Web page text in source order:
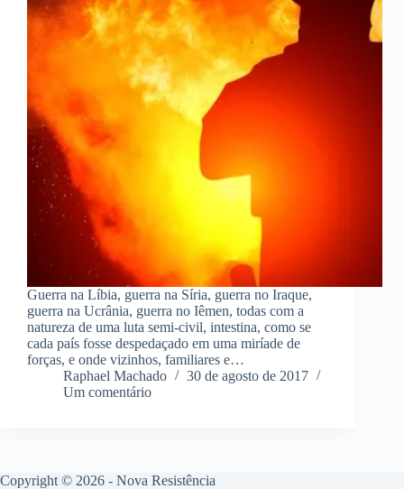
Guerra na Líbia, guerra na Síria, guerra no Iraque,
guerra na Ucrânia, guerra no Iêmen, todas com a
natureza de uma luta semi-civil, intestina, como se
cada país fosse despedaçado em uma miríade de
forças, e onde vizinhos, familiares e…
Raphael Machado
30 de agosto de 2017
Um comentário
Copyright © 2026 - Nova Resistência